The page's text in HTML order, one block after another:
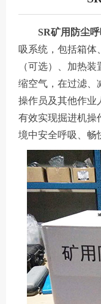
SR矿用防尘
吸系统，包括箱体
（可选）、加热
缩空气，在过滤、
操作员及其他作业
有效实现掘进机操
境中安全呼吸、畅